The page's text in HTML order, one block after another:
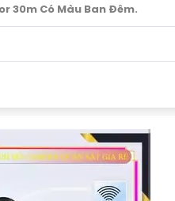
30m Có Màu Ban Ðêm.